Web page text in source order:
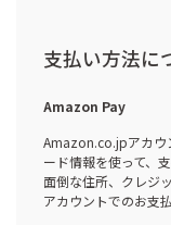
支払い方法に
Amazon Pay
Amazon.co.jpアカウ
ード情報を使って、
面倒な住所、クレジ
アカウントでのお支